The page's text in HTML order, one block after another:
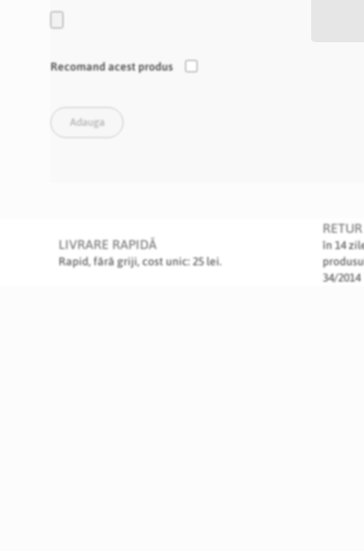
Recomand acest produs
Adauga
LIVRARE RAPIDĂ
Rapid, fără griji, cost unic: 25 lei.
în 14
34/2014